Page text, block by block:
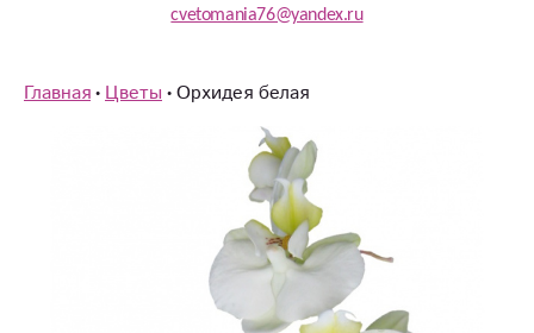
cvetomania76@yandex.ru
Главная Цветы Орхидея белая